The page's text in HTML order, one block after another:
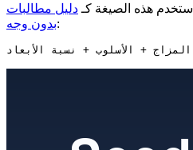
استخدم هذه الصيغة كـ دليل مطالبات Seedance 2.0 عملي لمحتوى
بدون وجه: